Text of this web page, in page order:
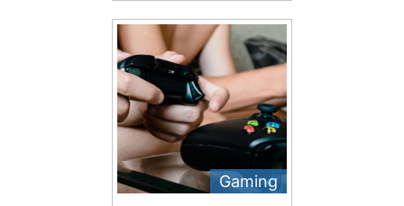
Gaming